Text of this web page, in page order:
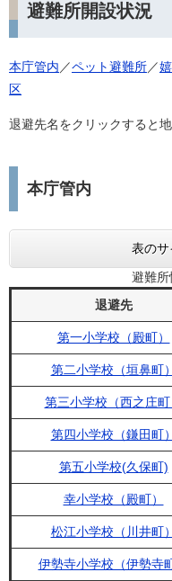
避難所開設状況
本庁管内／ペット避難所／​
区
退避先名をクリックすると
本庁管内
表のサ
避難所
退避先
第一小学校（殿町）
第二小学校（垣鼻町）
第三小学校（西之庄町
第四小学校（鎌田町）
第五小学校(久保町)
幸小学校（殿町）
松江小学校（川井町）
伊勢寺小学校（伊勢寺町